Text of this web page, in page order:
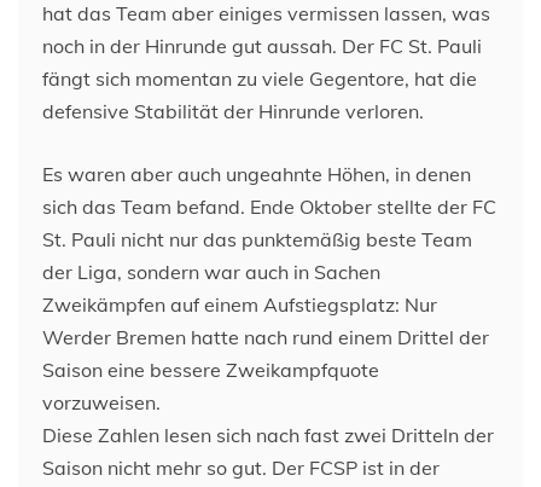
hat das Team aber einiges vermissen lassen, was
noch in der Hinrunde gut aussah. Der FC St. Pauli
fängt sich momentan zu viele Gegentore, hat die
defensive Stabilität der Hinrunde verloren.
Es waren aber auch ungeahnte Höhen, in denen
sich das Team befand. Ende Oktober stellte der FC
St. Pauli nicht nur das punktemäßig beste Team
der Liga, sondern war auch in Sachen
Zweikämpfen auf einem Aufstiegsplatz: Nur
Werder Bremen hatte nach rund einem Drittel der
Saison eine bessere Zweikampfquote
vorzuweisen.
Diese Zahlen lesen sich nach fast zwei Dritteln der
Saison nicht mehr so gut. Der FCSP ist in der